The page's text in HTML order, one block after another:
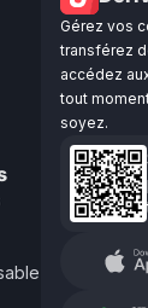
Gérez vos
transférez
accédez
tout
soyez.